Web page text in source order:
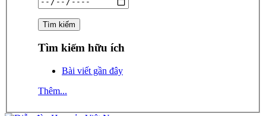
Tìm kiếm hữu ích
Bài viết gần đây
Thêm...